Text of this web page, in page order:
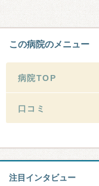
この病院のメニュー
病院TOP
口コミ
注目インタビュー